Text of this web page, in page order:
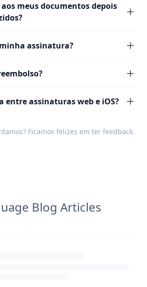
meus documentos depois
assinatura?
entre assinaturas web e iOS?
Ficamos felizes em ter feedback.
Blog Articles